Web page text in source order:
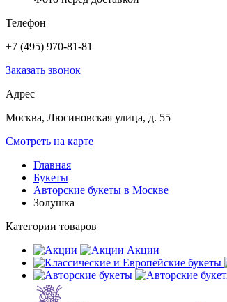
Телефон
+7 (495) 970-81-81
Заказать звонок
Адрес
Москва, Люсиновская улица, д. 55
Смотреть на карте
Главная
Букеты
Авторские букеты в Москве
Золушка
Категории товаров
Акции